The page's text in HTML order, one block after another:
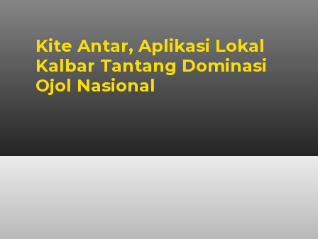
Kite Antar, Aplikasi Lokal
Kalbar Tantang Dominasi
Ojol Nasional